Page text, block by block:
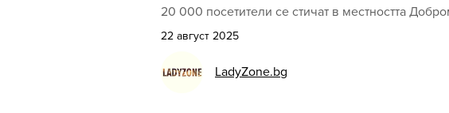
20 000 посетители се стичат в местността
22 август 2025
LadyZone.bg